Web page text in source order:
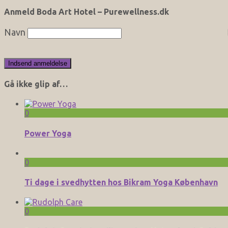
Anmeld Boda Art Hotel – Purewellness.dk
Navn
Gå ikke glip af…
0
Power Yoga
0
Ti dage i svedhytten hos Bikram Yoga København
0